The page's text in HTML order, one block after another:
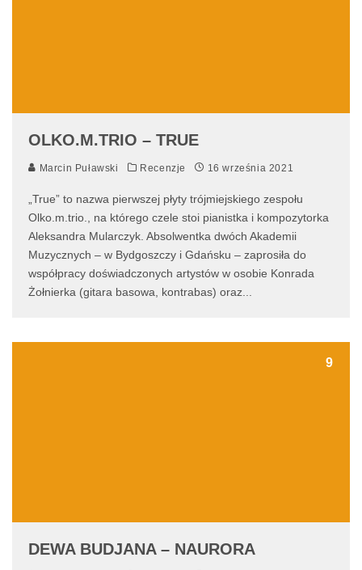
OLKO.M.TRIO – TRUE
Marcin Puławski Recenzje 16 września 2021
„True” to nazwa pierwszej płyty trójmiejskiego zespołu
Olko.m.trio., na którego czele stoi pianistka i kompozytorka
Aleksandra Mularczyk. Absolwentka dwóch Akademii
Muzycznych – w Bydgoszczy i Gdańsku – zaprosiła do
współpracy doświadczonych artystów w osobie Konrada
Żołnierka (gitara basowa, kontrabas) oraz
9
DEWA BUDJANA – NAURORA